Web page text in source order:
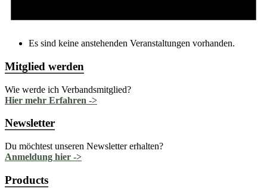
Es sind keine anstehenden Veranstaltungen vorhanden.
Mitglied werden
Wie werde ich Verbandsmitglied?
Hier mehr Erfahren ->
Newsletter
Du möchtest unseren Newsletter erhalten?
Anmeldung hier ->
Products